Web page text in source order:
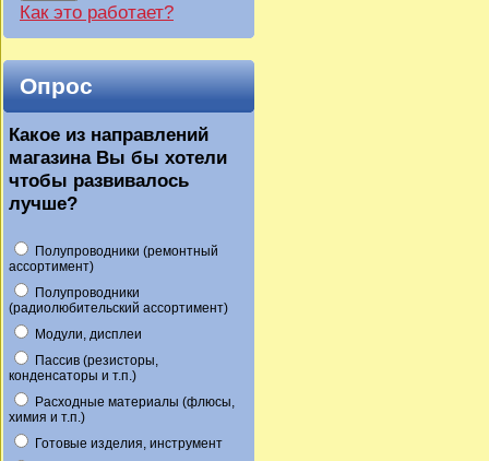
Как это работает?
Опрос
Какое из направлений
магазина Вы бы хотели
чтобы развивалось
лучше?
Полупроводники (ремонтный
ассортимент)
Полупроводники
(радиолюбительский ассортимент)
Модули, дисплеи
Пассив (резисторы,
конденсаторы и т.п.)
Расходные материалы (флюсы,
химия и т.п.)
Готовые изделия, инструмент